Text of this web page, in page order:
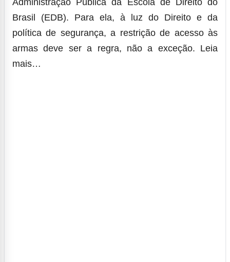
Administração Pública da Escola de Direito do
Brasil (EDB). Para ela, à luz do Direito e da
política de segurança, a restrição de acesso às
armas deve ser a regra, não a exceção. Leia
mais…